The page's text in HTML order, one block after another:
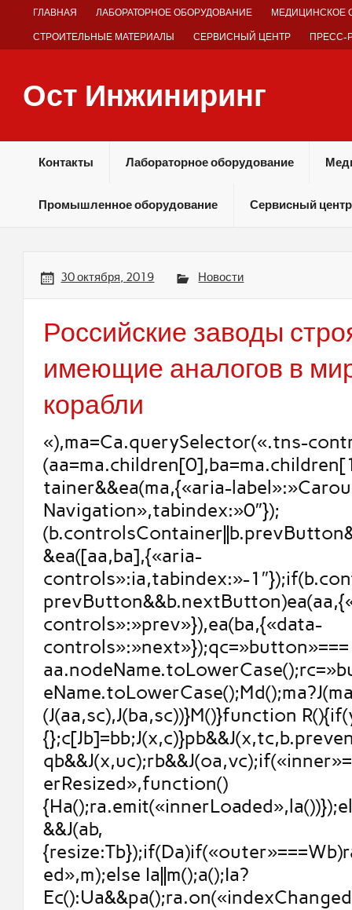
ГЛАВНАЯ ЛАБОРАТОРНОЕ ОБОРУДОВАНИЕ МЕДИЦИНСКОЕ
СТРОИТЕЛЬНЫЕ МАТЕРИАЛЫ СЕРВИСНЫЙ ЦЕНТР ПРЕСС-
Ост Инжиниринг
Контакты Лабораторное оборудование
Промышленное оборудование Сервисный центр
30 октября, 2019 Новости
Российские заводы
имеющие аналогов в
корабли
«),ma=Ca.querySelector(«.tns-
tainer&&ea(ma,{«aria-
Navigation»,tabindex:»0″});
&ea([aa,ba],{«aria-
controls»:ia,tabindex:»-
controls»:»prev»}),ea(ba,{«data-
controls»:»next»});qc=»button»===
(J(aa,sc),J(ba,sc))}M()}function
erResized»,function()
&&J(ab,
ed»,m);else Ia||m();a();Ia?